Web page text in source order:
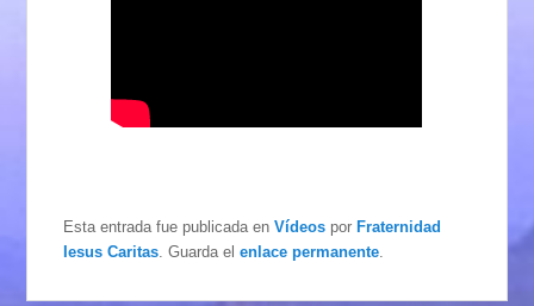
Esta entrada fue publicada enVídeos porFraternidad
Iesus Caritas . Guarda elenlace permanente